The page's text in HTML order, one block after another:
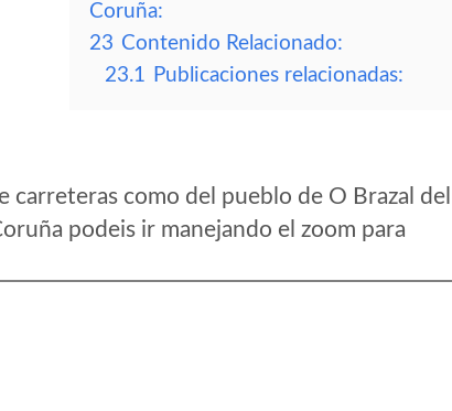
Coruña:
23 Contenido Relacionado:
23.1 Publicaciones relacionadas:
carreteras como del pueblo de O Brazal del
podeis ir manejando el zoom para